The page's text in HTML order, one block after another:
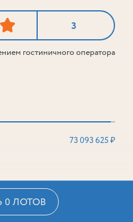
3
гостиничного оператора
73 093 625 ₽
0 ЛОТОВ